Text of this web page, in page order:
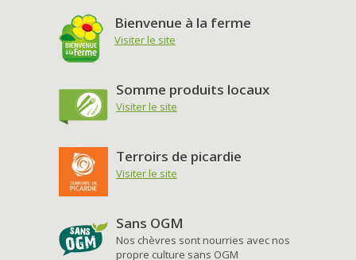
Bienvenue à la ferme
Visiter le site
Somme produits locaux
Visiter le site
Terroirs de picardie
Visiter le site
Sans OGM
Nos chèvres sont nourries avec nos
propre culture sans OGM